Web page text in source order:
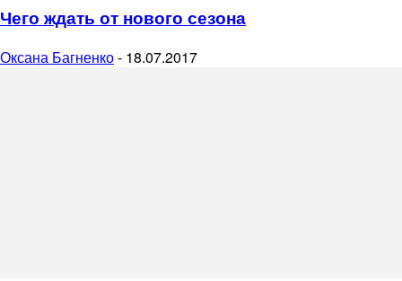
Чего ждать от нового сезона
Оксана Багненко- 18.07.2017